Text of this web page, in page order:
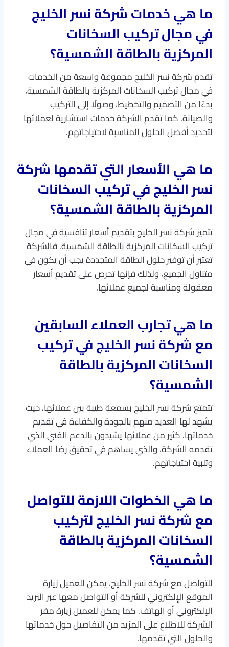
ما هي خدمات شركة نسر الخليج
في مجال تركيب السخانات
المركزية بالطاقة الشمسية؟
تقدم شركة نسر الخليج مجموعة واسعة من الخدمات
في مجال تركيب السخانات المركزية بالطاقة الشمسية،
بدءًا من التصميم والتخطيط، وصولًا إلى التركيب
والصيانة. كما تقدم الشركة خدمات استشارية لعملائها
لتحديد أفضل الحلول المناسبة لاحتياجاتهم.
ما هي الأسعار التي تقدمها شركة
نسر الخليج في تركيب السخانات
المركزية بالطاقة الشمسية؟
تتميز شركة نسر الخليج بتقديم أسعار تنافسية في مجال
تركيب السخانات المركزية بالطاقة الشمسية. فالشركة
تعتبر أن توفير حلول الطاقة المتجددة يجب أن يكون في
متناول الجميع، ولذلك فإنها تحرص على تقديم أسعار
معقولة ومناسبة لجميع عملائها.
ما هي تجارب العملاء السابقين
مع شركة نسر الخليج في تركيب
السخانات المركزية بالطاقة
الشمسية؟
تتمتع شركة نسر الخليج بسمعة طيبة بين عملائها، حيث
يشهد لها العديد منهم بالجودة والكفاءة في تقديم
خدماتها. كثير من عملائها يشيدون بالدعم الفني الذي
تقدمه الشركة، والذي يساهم في تحقيق رضا العملاء
وتلبية احتياجاتهم.
ما هي الخطوات اللازمة للتواصل
مع شركة نسر الخليج لتركيب
السخانات المركزية بالطاقة
الشمسية؟
للتواصل مع شركة نسر الخليج، يمكن للعميل زيارة
الموقع الإلكتروني للشركة أو التواصل معها عبر البريد
الإلكتروني أو الهاتف. كما يمكن للعميل زيارة مقر
الشركة للاطلاع على المزيد من التفاصيل حول خدماتها
والحلول التي تقدمها.